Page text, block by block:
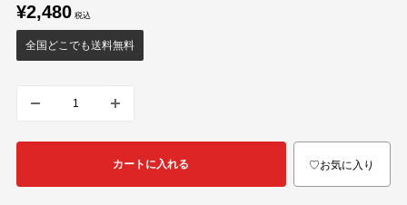
販
売
価
格
¥2,480
全国どこでも送料無料
カートに入れる ♡お気に入り